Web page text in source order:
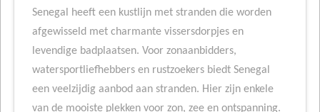
Senegal heeft een kustlijn met stranden die worden
afgewisseld met charmante vissersdorpjes en
levendige badplaatsen. Voor zonaanbidders,
watersportliefhebbers en rustzoekers biedt Senegal
een veelzijdig aanbod aan stranden. Hier zijn enkele
van de mooiste plekken voor zon, zee en ontspanning.